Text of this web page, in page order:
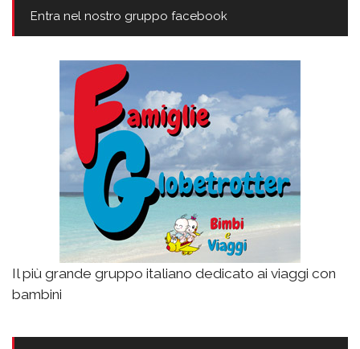
Entra nel nostro gruppo facebook
Il più grande gruppo italiano dedicato ai viaggi con
bambini